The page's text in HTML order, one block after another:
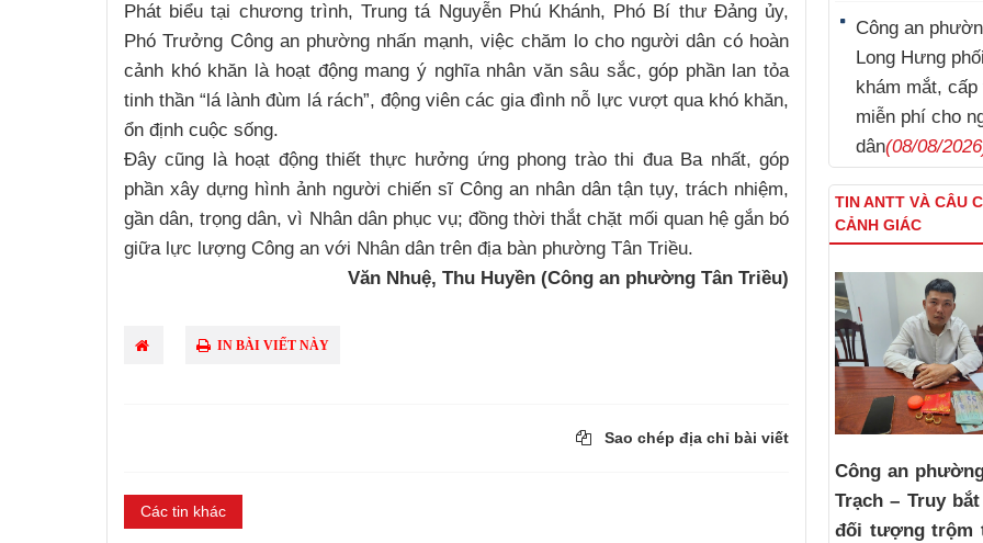
Phát biểu tại chương trình, Trung tá Nguyễn Phú Khánh, Phó Bí thư Đảng ủy,
Phó Trưởng Công an phường nhấn mạnh, việc chăm lo cho người dân có hoàn
cảnh khó khăn là hoạt động mang ý nghĩa nhân văn sâu sắc, góp phần lan tỏa
tinh thần “lá lành đùm lá rách”, động viên các gia đình nỗ lực vượt qua khó khăn,
ổn định cuộc sống.
Đây cũng là hoạt động thiết thực hưởng ứng phong trào thi đua Ba nhất, góp
phần xây dựng hình ảnh người chiến sĩ Công an nhân dân tận tụy, trách nhiệm,
gần dân, trọng dân, vì Nhân dân phục vụ; đồng thời thắt chặt mối quan hệ gắn bó
giữa lực lượng Công an với Nhân dân trên địa bàn phường Tân Triều.
Văn Nhuệ, Thu Huyền (Công an phường Tân Triều)
IN BÀI VIẾT NÀY
Sao chép địa chỉ bài viết
Các tin khác
Công an
Long Hưng
khám mắt, cấp
miễn phí cho
dân(08/08/
TIN ANTT VÀ CÂU
CẢNH GIÁC
Công an
Trạch – Truy
đối tượng trộm